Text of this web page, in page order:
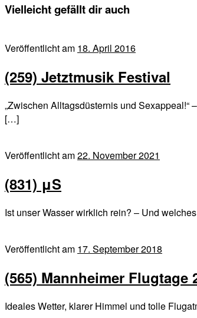
Vielleicht gefällt dir auch
Veröffentlicht am 18. April 2016
(259) Jetztmusik Festival
„Zwischen Alltagsdüsternis und Sexappeal!“
[…]
Veröffentlicht am22. November 2021
(831) μS
Ist unser Wasser wirklich rein? – Und
Veröffentlicht am 17. September 2018
(565) Mannheimer Flugtage
Ideales Wetter, klarer Himmel und tolle